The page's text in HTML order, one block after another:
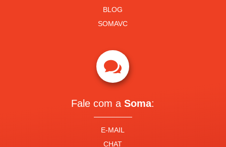
BLOG
SOMAVC

Fale com aSoma:
E-MAIL
CHAT